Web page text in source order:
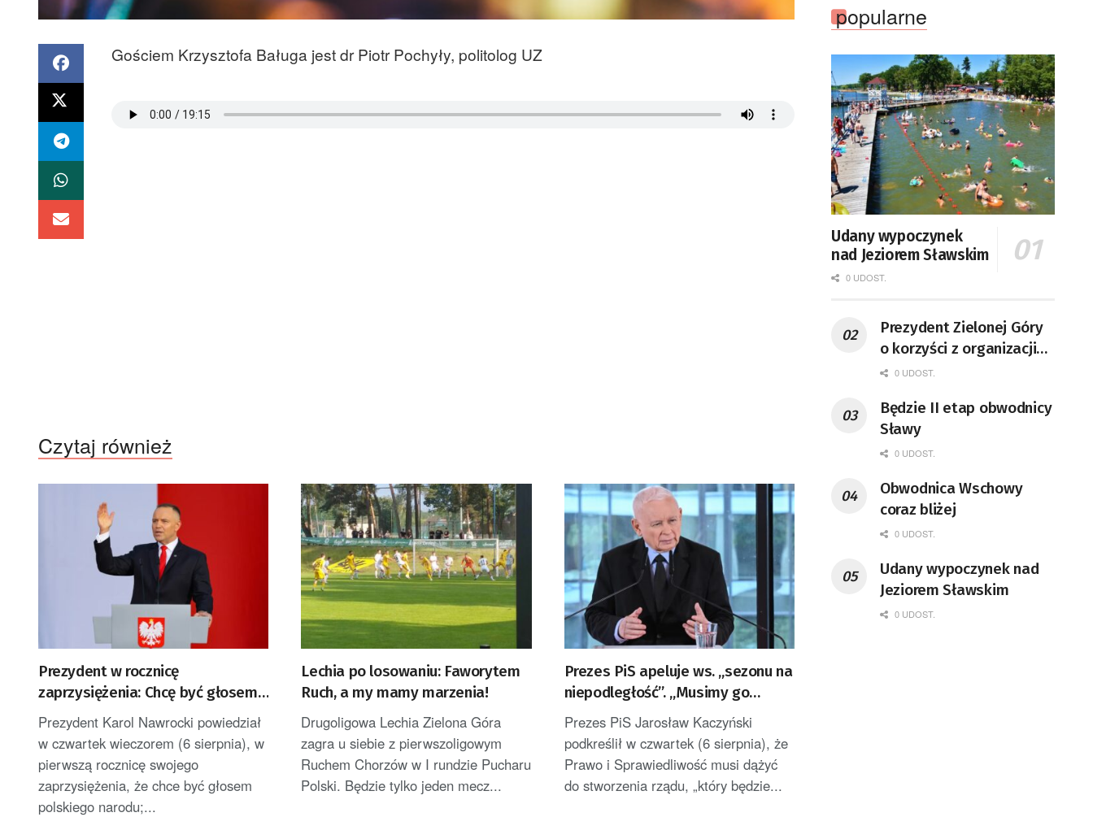
Gościem Krzysztofa Baługa jest dr Piotr Pochyły, politolog UZ
Czytaj również
Prezydent w rocznicę
zaprzysiężenia: Chcę być głosem
Polek i Polaków [AKTUALIZACJA]
Prezydent Karol Nawrocki powiedział
w czwartek wieczorem (6 sierpnia), w
pierwszą rocznicę swojego
zaprzysiężenia, że chce być głosem
polskiego narodu;...
Lechia po losowaniu: Faworytem
Ruch, a my mamy marzenia!
Drugoligowa Lechia Zielona Góra
zagra u siebie z pierwszoligowym
Ruchem Chorzów w I rundzie Pucharu
Polski. Będzie tylko jeden mecz...
Prezes PiS apeluje ws. „sezonu na
niepodległość”. „Musimy go
wykorzystać”
Prezes PiS Jarosław Kaczyński
podkreślił w czwartek (6 sierpnia), że
Prawo i Sprawiedliwość musi dążyć
do stworzenia rządu, „który będzie...
popularne
Udany wypoczynek
nad Jeziorem Sławskim
0 UDOST.
Prezydent Zielonej Góry
o korzyści z organizacji
mety Tour de Pologne
0 UDOST.
Będzie II etap obwodnicy
Sławy
0 UDOST.
Obwodnica Wschowy
coraz bliżej
0 UDOST.
Udany wypoczynek nad
Jeziorem Sławskim
0 UDOST.